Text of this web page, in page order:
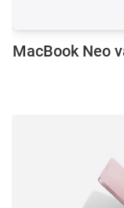
MacBook Neo